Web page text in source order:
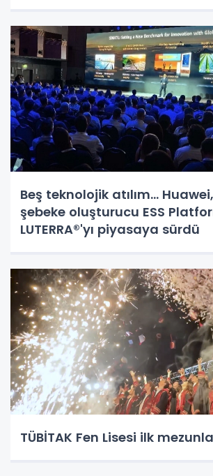
Beş teknolojik atılım...
şebeke oluşturucu ESS
LUTERRA®'yı piyasaya sürdü
TÜBİTAK Fen Lisesi ilk